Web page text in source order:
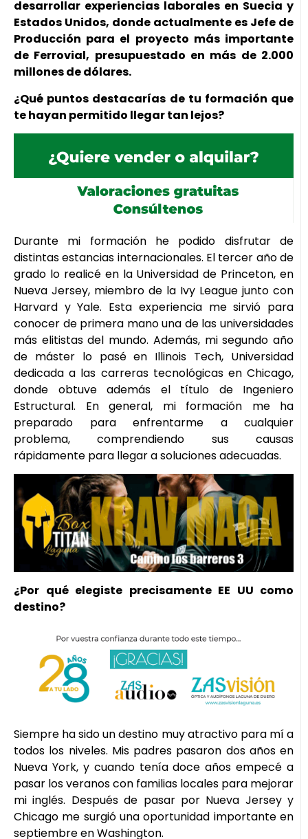
desarrollar experiencias laborales en Suecia y
Estados Unidos, donde actualmente es Jefe de
Producción para el proyecto más importante
de Ferrovial, presupuestado en más de 2.000
millones de dólares.
¿Qué puntos destacarías de tu formación que
te hayan permitido llegar tan lejos?
Durante mi formación he podido disfrutar de
distintas estancias internacionales. El tercer año de
grado lo realicé en la Universidad de Princeton, en
Nueva Jersey, miembro de la Ivy League junto con
Harvard y Yale. Esta experiencia me sirvió para
conocer de primera mano una de las universidades
más elitistas del mundo. Además, mi segundo año
de máster lo pasé en Illinois Tech, Universidad
dedicada a las carreras tecnológicas en Chicago,
donde obtuve además el título de Ingeniero
Estructural. En general, mi formación me ha
preparado para enfrentarme a cualquier
problema, comprendiendo sus causas
rápidamente para llegar a soluciones adecuadas.
¿Por qué elegiste precisamente EE UU como
destino?
Siempre ha sido un destino muy atractivo para mí a
todos los niveles. Mis padres pasaron dos años en
Nueva York, y cuando tenía doce años empecé a
pasar los veranos con familias locales para mejorar
mi inglés. Después de pasar por Nueva Jersey y
Chicago me surgió una oportunidad importante en
septiembre en Washington.